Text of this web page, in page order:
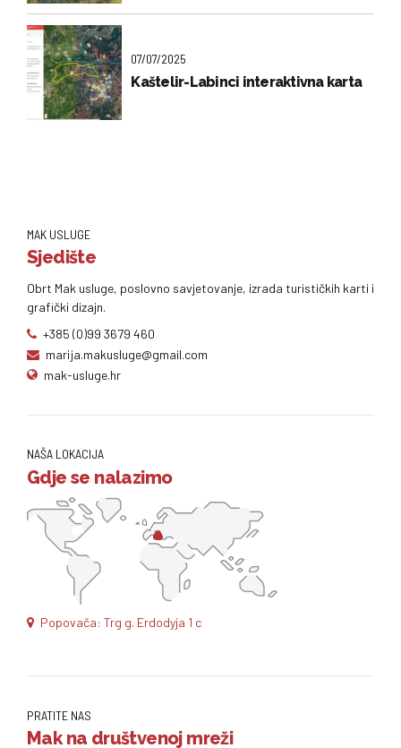
07/07/2025
Kaštelir-Labinci interaktivna karta
MAK USLUGE
Sjedište
Obrt Mak usluge, poslovno savjetovanje, izrada turističkih karti i
grafički dizajn.
+385 (0)99 3679 460
marija.makusluge@gmail.com
mak-usluge.hr
NAŠA LOKACIJA
Gdje se nalazimo
Popovača: Trg g. Erdodyja 1 c
PRATITE NAS
Mak na društvenoj mreži